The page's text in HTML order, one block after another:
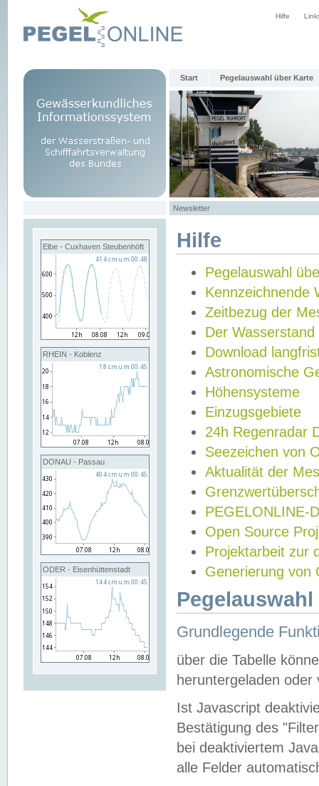
Hilfe
Start Pegelauswahl über Karte
Newsletter
Elbe - Cuxhaven Steubenhöft
RHEIN - Koblenz
DONAU - Passau
ODER - Eisenhüttenstadt
Hilfe
Pegelauswahl
Kennzeichnende
Zeitbezug der
Der Wasserstand
Download
Astronomische
Höhensysteme
Einzugsgebiete
24h Regenradar
Seezeichen von
Aktualität der
PEGELONLINE-
Open Source
Projektarbeit zur
Generierung von
Grundlegende
über die Tabelle
heruntergeladen oder
Ist Javascript
Bestätigung des
bei deaktiviertem
alle Felder